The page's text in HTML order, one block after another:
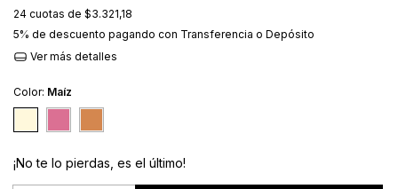
24 cuotas de $3.321,18
5% de descuento pagando con Transferencia o Depósito
Ver más detalles
Color: Maíz
¡No te lo pierdas, es el último!